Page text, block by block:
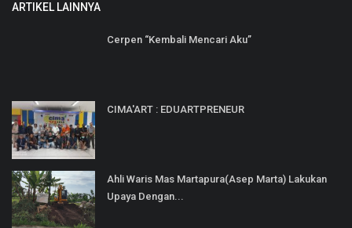
ARTIKEL LAINNYA
Cerpen “Kembali Mencari Aku”
CIMA'ART : EDUARTPRENEUR
Ahli Waris Mas Martapura(Asep Marta) Lakukan
Upaya Dengan...